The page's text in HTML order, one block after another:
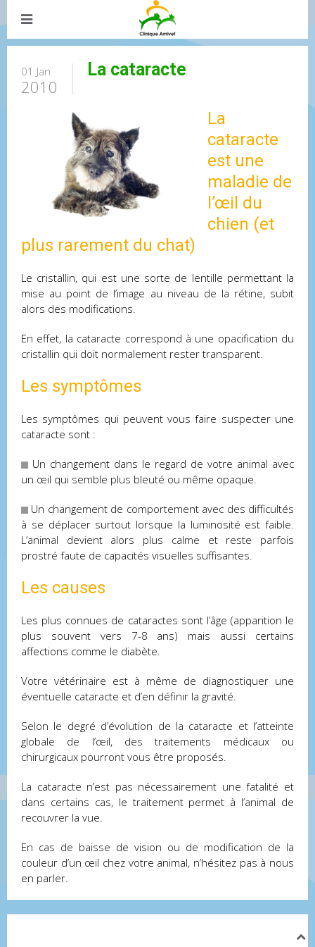
01 Jan
2010
La cataracte
La
cataracte
est une
maladie de
l’œil du
chien (et
plus rarement du chat)
Le cristallin, qui est une sorte de lentille permettant la
mise au point de l’image au niveau de la rétine, subit
alors des modifications.
En effet, la cataracte correspond à une opacification du
cristallin qui doit normalement rester transparent.
Les symptômes
Les symptômes qui peuvent vous faire suspecter une
cataracte sont :
Un changement dans le regard de votre animal avec
un œil qui semble plus bleuté ou même opaque.
Un changement de comportement avec des difficultés
à se déplacer surtout lorsque la luminosité est faible.
L’animal devient alors plus calme et reste parfois
prostré faute de capacités visuelles suffisantes.
Les causes
Les plus connues de cataractes sont l’âge (apparition le
plus souvent vers 7-8 ans) mais aussi certains
affections comme le diabète.
Votre vétérinaire est à même de diagnostiquer une
éventuelle cataracte et d’en définir la gravité.
Selon le degré d’évolution de la cataracte et l’atteinte
globale de l’œil, des traitements médicaux ou
chirurgicaux pourront vous être proposés.
La cataracte n’est pas nécessairement une fatalité et
dans certains cas, le traitement permet à l’animal de
recouvrer la vue.
En cas de baisse de vision ou de modification de la
couleur d’un œil chez votre animal, n’hésitez pas à nous
en parler.